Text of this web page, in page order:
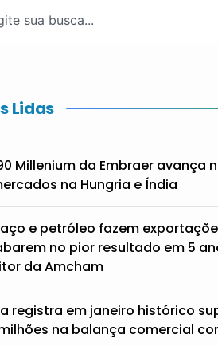
Lidas
Millenium da Embraer avança
na Hungria e Índia
e petróleo fazem
no pior resultado em 5
da Amcham
registra em janeiro histórico
na balança comercial